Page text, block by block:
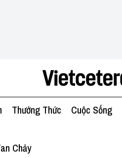
Thưởng Thức Cuộc Sống
Chảy